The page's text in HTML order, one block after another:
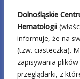
Dolnośląskie
Hematologii
informuje, że na
(tzw. ciasteczka).
zapisywania
przeglądarki, z